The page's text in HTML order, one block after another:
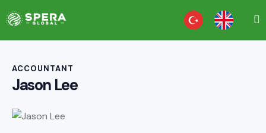
ACCOUNTANT
Jason Lee